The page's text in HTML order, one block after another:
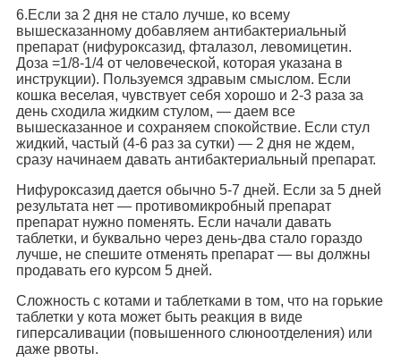
6.Если за 2 дня не стало лучше, ко всему
вышесказанному добавляем антибактериальный
препарат (нифуроксазид, фталазол, левомицетин.
Доза =1/8-1/4 от человеческой, которая указана в
инструкции). Пользуемся здравым смыслом. Если
кошка веселая, чувствует себя хорошо и 2-3 раза за
день сходила жидким стулом, — даем все
вышесказанное и сохраняем спокойствие. Если стул
жидкий, частый (4-6 раз за сутки) — 2 дня не ждем,
сразу начинаем давать антибактериальный препарат.
Нифуроксазид дается обычно 5-7 дней. Если за 5 дней
результата нет — противомикробный препарат
препарат нужно поменять. Если начали давать
таблетки, и буквально через день-два стало гораздо
лучше, не спешите отменять препарат — вы должны
продавать его курсом 5 дней.
Сложность с котами и таблетками в том, что на горькие
таблетки у кота может быть реакция в виде
гиперсаливации (повышенного слюноотделения) или
даже рвоты.